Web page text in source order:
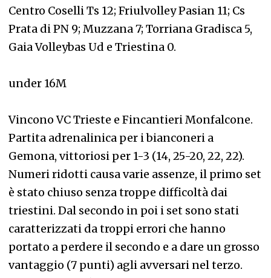
Centro Coselli Ts 12; Friulvolley Pasian 11; Cs
Prata di PN 9; Muzzana 7; Torriana Gradisca 5,
Gaia Volleybas Ud e Triestina 0.
under 16M
Vincono VC Trieste e Fincantieri Monfalcone.
Partita adrenalinica per i bianconeri a
Gemona, vittoriosi per 1-3 (14, 25-20, 22, 22).
Numeri ridotti causa varie assenze, il primo set
è stato chiuso senza troppe difficoltà dai
triestini. Dal secondo in poi i set sono stati
caratterizzati da troppi errori che hanno
portato a perdere il secondo e a dare un grosso
vantaggio (7 punti) agli avversari nel terzo.